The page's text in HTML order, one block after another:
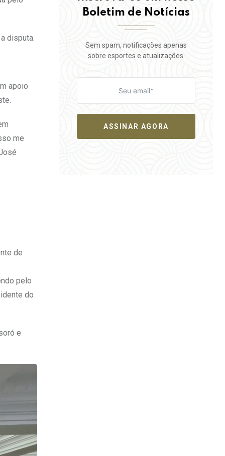
disputa.
apoio
me
de
pelo
do
e
Boletim de Notícias
Sem spam, notificações apenas
sobre esportes e atualizações.
ASSINAR AGORA